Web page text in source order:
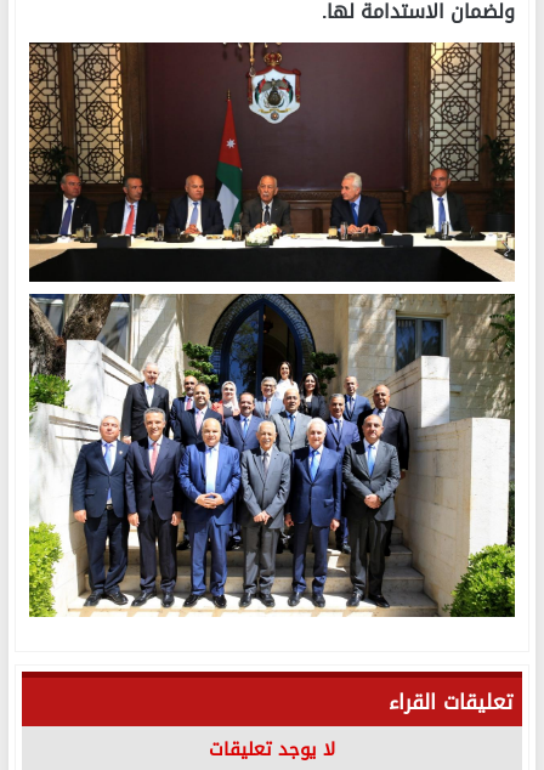
ولضمان الاستدامة لها.
تعليقات القراء
لا يوجد تعليقات